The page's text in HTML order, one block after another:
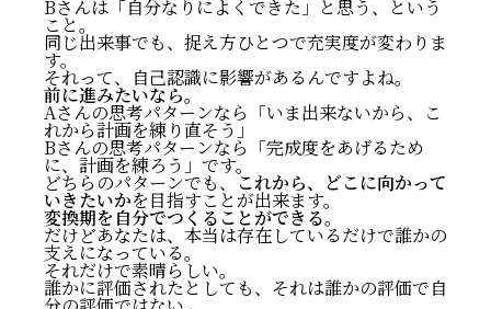
Bさんは「自分なりによくできた」と思う、という
こと。
同じ出来事でも、捉え方ひとつで充実度が変わりま
す。
それって、自己認識に影響があるんですよね。
前に進みたいなら。
Aさんの思考パターンなら「いま出来ないから、こ
れから計画を練り直そう」
Bさんの思考パターンなら「完成度をあげるため
に、計画を練ろう」です。
どちらのパターンでも、 これから、どこに向かって
いきたいかを目指すことが出来ます。
変換期を自分でつくることができる。
だけどあなたは、本当は存在しているだけで誰かの
支えになっている。
それだけで素晴らしい。
誰かに評価されたとしても、それは誰かの評価で自